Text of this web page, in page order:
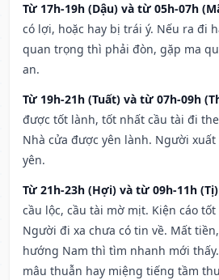
Từ 17h-19h (Dậu) và từ 05h-07h
có lợi, hoặc hay bị trái ý. Nếu ra đi
quan trọng thì phải đòn, gặp ma
an.
Từ 19h-21h (Tuất) và từ 07h-09h
được tốt lành, tốt nhất cầu tài đi
Nhà cửa được yên lành. Người
yên.
Từ 21h-23h (Hợi) và từ 09h-11h (Tị)
cầu lộc, cầu tài mờ mịt. Kiện cáo
Người đi xa chưa có tin về. Mất
hướng Nam thì tìm nhanh mới
mâu thuẫn hay miệng tiếng tầm